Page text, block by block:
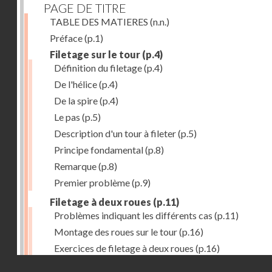
PAGE DE TITRE
TABLE DES MATIERES (n.n.)
Préface(p.1)
Filetage sur le tour (p.4)
Définition du filetage(p.4)
De l'hélice(p.4)
De la spire(p.4)
Le pas (p.5)
Description d'un tour à fileter(p.5)
Principe fondamental(p.8)
Remarque(p.8)
Premier problème(p.9)
Filetage à deux roues (p.11)
Problèmes indiquant les différents cas (p.11)
Montage des roues sur le tour(p.16)
Exercices de filetage à deux roues (p.16)